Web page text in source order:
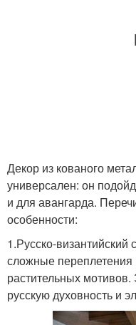
Декор из кованого
универсален: он
и для авангарда.
особенности:
1.Русско-
сложные переплетения
растительных мотивов.
русскую духовность и